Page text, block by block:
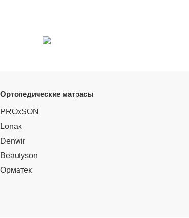
Ортопедические матрасы
PROxSON
Lonax
Denwir
Beautyson
Орматек